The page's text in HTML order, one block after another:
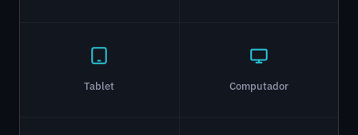
Tablet Computador